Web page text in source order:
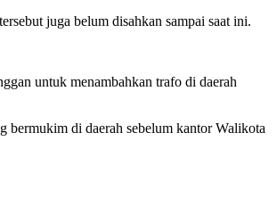
juga belum disahkan sampai saat ini.
untuk menambahkan trafo di daerah
bermukim di daerah sebelum kantor Walikota